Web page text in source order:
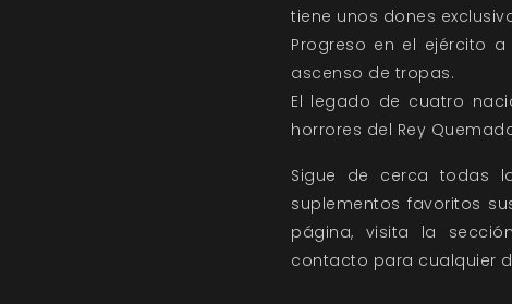
tiene unos dones
Progreso en el ejército
ascenso de tropas.
El legado de cuatro
horrores del Rey
Sigue de cerca todas
suplementos favoritos
página, visita la
contacto para cualquier